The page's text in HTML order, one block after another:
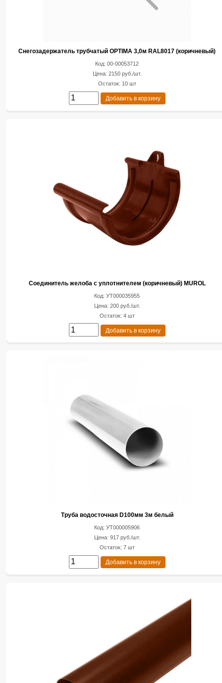
Снегозадержатель трубчатый OPTIMA 3,0м RAL8017 (коричневый)
Код: 00-00053712
Цена: 2150 руб./шт.
Остаток: 10 шт
Добавить в корзину
Соединитель желоба с уплотнителем (коричневый) MUROL
Код: УТ000035955
Цена: 200 руб./шт.
Остаток: 4 шт
Добавить в корзину
Труба водосточная D100мм 3м белый
Код: УТ000005906
Цена: 917 руб./шт.
Остаток: 7 шт
Добавить в корзину